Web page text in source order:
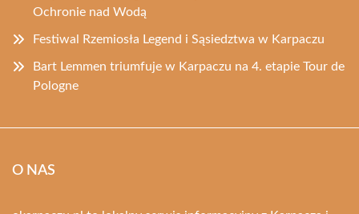
Ochronie nad Wodą
Festiwal Rzemiosła Legend i Sąsiedztwa w Karpaczu
Bart Lemmen triumfuje w Karpaczu na 4. etapie Tour de
Pologne
O NAS